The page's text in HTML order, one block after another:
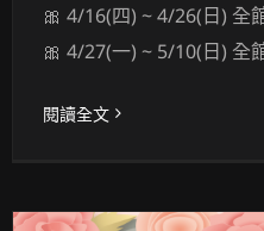
🎀 4/16(四) ~ 4/26(日) 全
🎀 4/27(一) ~ 5/10(日) 全
閱讀全文